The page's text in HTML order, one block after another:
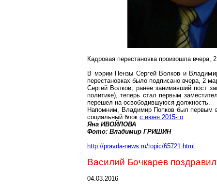
Кадровая перестановка произошла вчера,
В мэрии Пензы Сергей Волков и
перестановках было подписано вчера, 2
Сергей Волков, ранее занимавший пост
политике), теперь стал первым
перешел на освободившуюся должность.
Напомним, Владимир Попков был первым
социальный блок с июня 2015-го.
Яна ИВОЙЛОВА
Фото: Владимир ГРИШИН
http://pravda-news.ru/topic/65721.html
Василий Бочкарев
04.03.2016